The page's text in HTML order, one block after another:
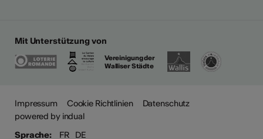
Mit Unterstützung von
Vereinigung der
Walliser Städte
Impressum Cookie Richtlinien
Datenschutz
powered by indual
Sprache:
FR DE